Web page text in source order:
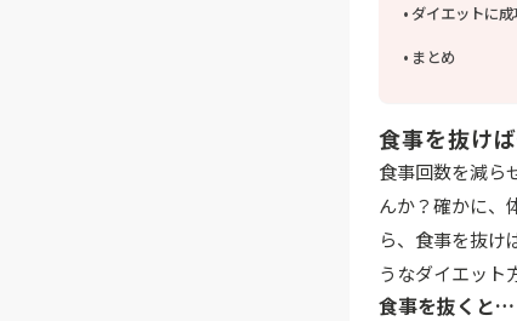
ダイエットに
まとめ
食事を抜け
食事回数を減ら
んか？確かに、
ら、食事を抜け
うなダイエット
食事を抜くと…